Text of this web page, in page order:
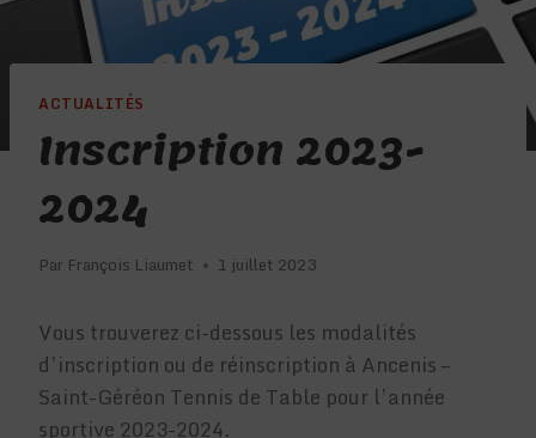
ACTUALITÉS
Inscription 2023-
2024
Par François Liaumet 1 juillet 2023
Vous trouverez ci-dessous les modalités
d’inscription ou de réinscription à Ancenis –
Saint-Géréon Tennis de Table pour l’année
sportive 2023-2024.